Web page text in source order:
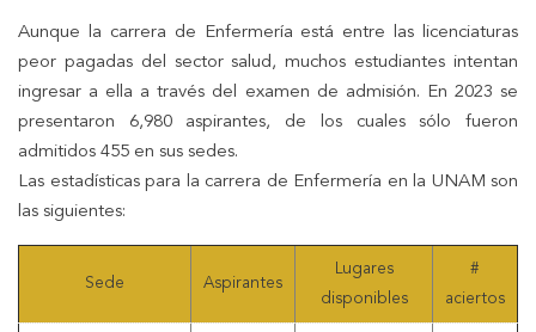
Aunque la carrera de Enfermería está entre las licenciaturas
peor pagadas del sector salud, muchos estudiantes intentan
ingresar a ella a través del examen de admisión. En 2023 se
presentaron 6,980 aspirantes, de los cuales sólo fueron
admitidos 455 en sus sedes.
Las estadísticas para la carrera de Enfermería en la UNAM son
las siguientes:
Sede Aspirantes
Lugares
disponibles
#
aciertos